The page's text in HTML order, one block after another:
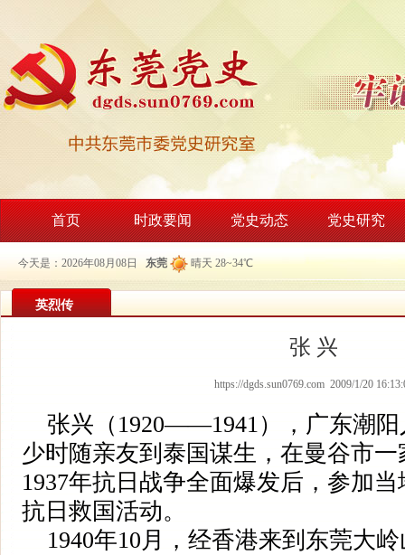
首页 时政要闻 党史动态 党史研究
今天是：2026年08月08日 东莞 晴天 28~34℃
英烈传
张 兴
https://dgds.sun0769.com 2009/1/20
张兴（1920——1941），广东潮阳
少时随亲友到泰国谋生，在曼谷市
1937年抗日战争全面爆发后，参加
抗日救国活动。
1940年10月，经香港来到东莞大